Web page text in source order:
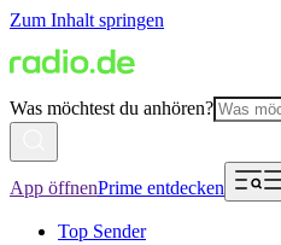
Zum Inhalt springen
Was möchtest du anhören?
App öffnenPrime entdecken
Top Sender